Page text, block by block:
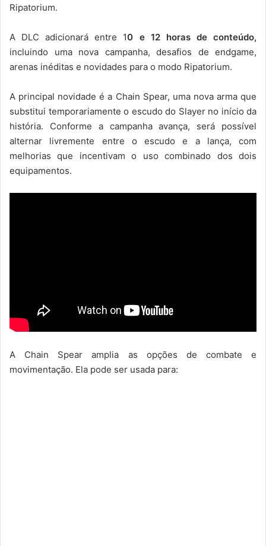
Ripatorium.
A DLC adicionará entre 10 e 12 horas de conteúdo,
incluindo uma nova campanha, desafios de endgame,
arenas inéditas e novidades para o modo Ripatorium.
A principal novidade é a Chain Spear, uma nova arma que
substitui temporariamente o escudo do Slayer no início da
história. Conforme a campanha avança, será possível
alternar livremente entre o escudo e a lança, com
melhorias que incentivam o uso combinado dos dois
equipamentos.
A Chain Spear amplia as opções de combate e
movimentação. Ela pode ser usada para: